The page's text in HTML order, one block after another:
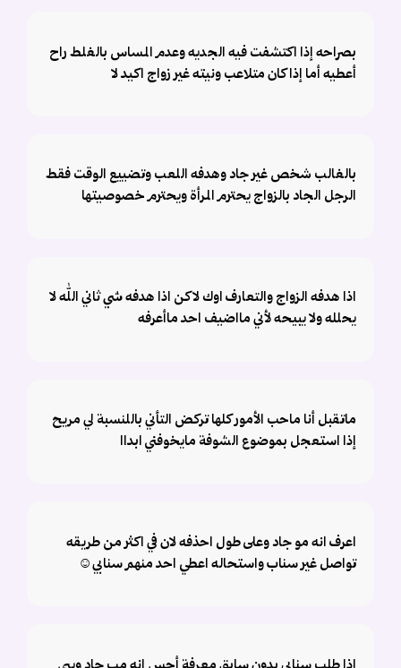
بصراحه إذا اكتشفت فيه الجديه وعدم المساس بالغلط راح
أعطيه أما إذا كان متلاعب ونيته غير زواج اكيد لا
بالغالب شخص غير جاد وهدفه اللعب وتضييع الوقت فقط
الرجل الجاد بالزواج يحترم المرأة ويحترم خصوصيتها
اذا هدفه الزواج والتعارف اوك لاكن اذا هدفه شي ثاني الله لا
يحلله ولا يبيحه لأني مااضيف احد ماأعرفه
ماتقبل أنا ماحب الأمور كلها تركض التأني باللنسبة لي مريح
إذا استعجل بموضوع الشوفة مايخوفني ابداا
اعرف انه مو جاد وعلى طول احذفه لان في اكثر من طريقه
تواصل غير سناب واستحاله اعطي احد منهم سنابي☺️